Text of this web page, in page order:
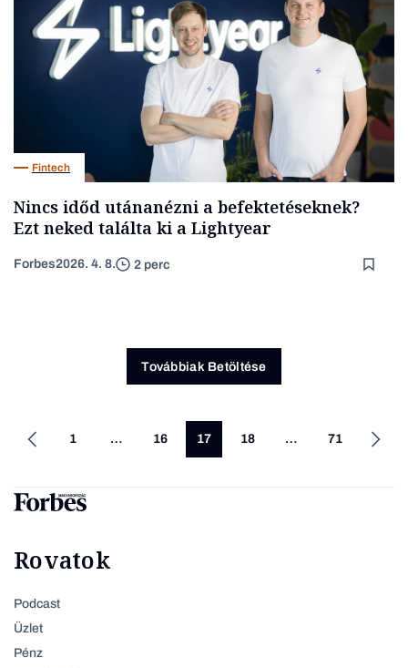
Fintech
Nincs időd utánanézni a befektetéseknek?
Ezt neked találta ki a Lightyear
Forbes2026. 4. 8. 2 perc
Továbbiak Betöltése
1 … 16 17 18 … 71
Rovatok
Podcast
Üzlet
Pénz